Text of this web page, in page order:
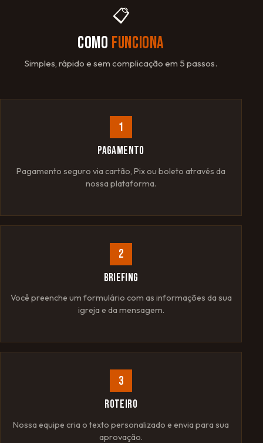
📋
COMO FUNCIONA
Simples, rápido e sem complicação em 5 passos.
1
PAGAMENTO
Pagamento seguro via cartão, Pix ou boleto através da
nossa plataforma.
2
BRIEFING
Você preenche um formulário com as informações da sua
igreja e da mensagem.
3
ROTEIRO
Nossa equipe cria o texto personalizado e envia para sua
aprovação.